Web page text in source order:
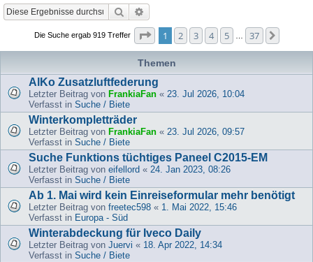
Suche
Die Suche ergab 919 Treffer Seite von
1 2 3 4 5 37
Themen
AlKo Zusatzluftfederung
Letzter Beitrag von FrankiaFan « 23. Jul 2026, 10:04
Verfasst in Suche / Biete
Winterkompletträder
Letzter Beitrag von FrankiaFan « 23. Jul 2026, 09:57
Verfasst in Suche / Biete
Suche Funktions tüchtiges Paneel C2015-EM
Letzter Beitrag von eifellord « 24. Jan 2023, 08:26
Verfasst in Suche / Biete
Ab 1. Mai wird kein Einreiseformular mehr benötigt
Letzter Beitrag von freetec598 « 1. Mai 2022, 15:46
Verfasst in Europa - Süd
Winterabdeckung für Iveco Daily
Letzter Beitrag von Juervi « 18. Apr 2022, 14:34
Verfasst in Suche / Biete